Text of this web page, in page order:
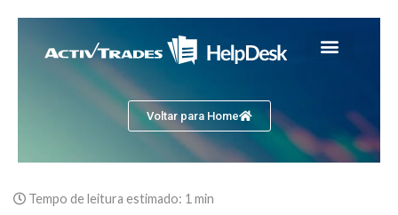
Voltar para Home
Tempo de leitura estimado: 1 min